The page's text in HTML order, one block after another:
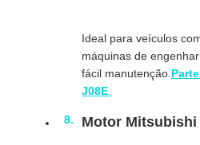
Ideal para veículos
máquinas de
fácil manutenção.
J08E.
Motor Mitsubishi